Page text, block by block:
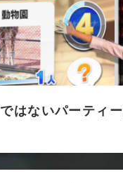
はないパーティ